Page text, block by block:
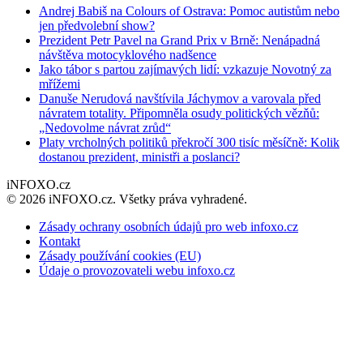
Andrej Babiš na Colours of Ostrava: Pomoc autistům nebo
jen předvolební show?
Prezident Petr Pavel na Grand Prix v Brně: Nenápadná
návštěva motocyklového nadšence
Jako tábor s partou zajímavých lidí: vzkazuje Novotný za
mřížemi
Danuše Nerudová navštívila Jáchymov a varovala před
návratem totality. Připomněla osudy politických vězňů:
„Nedovolme návrat zrůd“
Platy vrcholných politiků překročí 300 tisíc měsíčně: Kolik
dostanou prezident, ministři a poslanci?
iNFOXO.cz
© 2026 iNFOXO.cz. Všetky práva vyhradené.
Zásady ochrany osobních údajů pro web infoxo.cz
Kontakt
Zásady používání cookies (EU)
Údaje o provozovateli webu infoxo.cz